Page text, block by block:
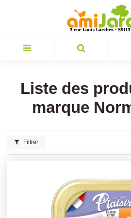
Liste des
marque
Filtrer